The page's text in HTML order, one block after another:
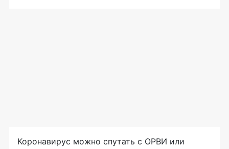
Коронавирус можно спутать с ОРВИ или